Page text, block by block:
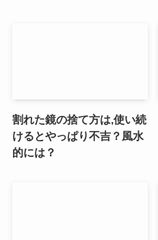
割れた鏡の捨て方は,使い続
けるとやっぱり不吉？風水
的には？